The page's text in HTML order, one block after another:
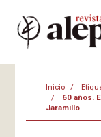
Inicio
60 años.
Jaramillo